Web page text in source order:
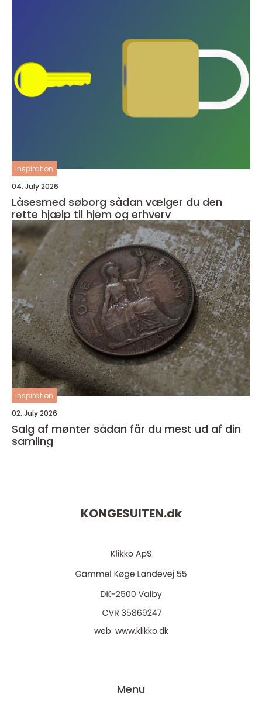
inspiration
04. July 2026
Låsesmed søborg sådan vælger du den
rette hjælp til hjem og erhverv
inspiration
02. July 2026
Salg af mønter sådan får du mest ud af din
samling
KONGESUITEN.dk
web: www.klikko.dk
Menu